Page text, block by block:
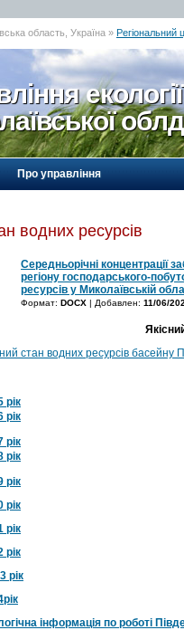
область, Україна » Регіональний
Про управління
водних ресурсів
Середньорічні концентрації
регіону господарського-
ресурсів у Миколаївській
Формат: DOCX | Добавлен: 11/06/
стан водних ресурсів басейну
рік
рік
рік
рік
рік
рік
рік
рік
рік
інформація по роботі